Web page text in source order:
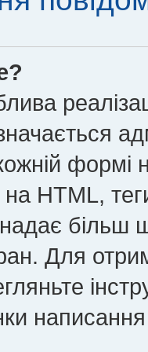
HTML,
більш
Для